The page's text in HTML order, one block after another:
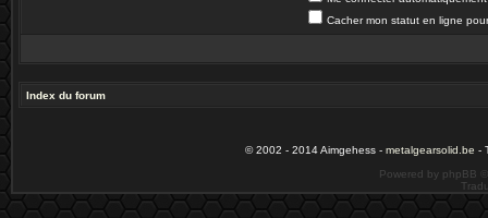
Cacher mon statut en ligne
Index du forum
© 2002 - 2014 Aimgehess - metalgearsolid.be -
Powered by phpBB